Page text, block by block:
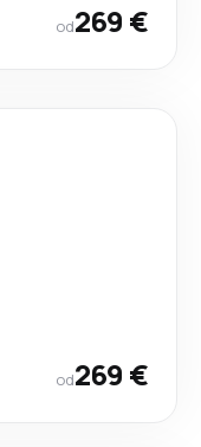
od269 €
od269 €